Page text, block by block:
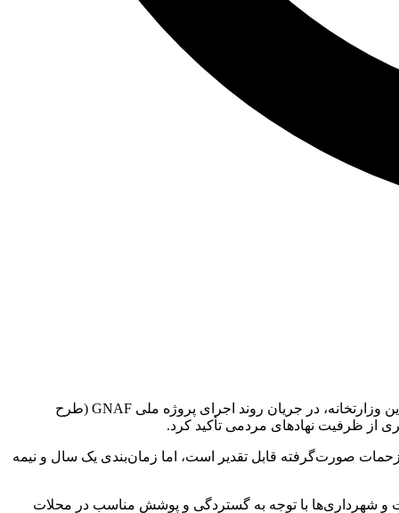
مسعود پزشکیان، رئیس‌جمهور، امروز (سه‌شنبه) با حضور در وزارت ارتباطات و فناوری اطلاعات، ضمن شرکت در جلسه شورای معاونین این وزارتخانه، در جریان روند اجرای پروژه ملی GNAF (طرح
از ظرفیت نهادهای مردمی تأکید کرد.
زحمات صورت‌گرفته قابل تقدیر است، اما زمان‌بندی یک‌ سال و نیمه
و شهرداری‌ها با توجه به گستردگی و پوشش مناسب در محلات